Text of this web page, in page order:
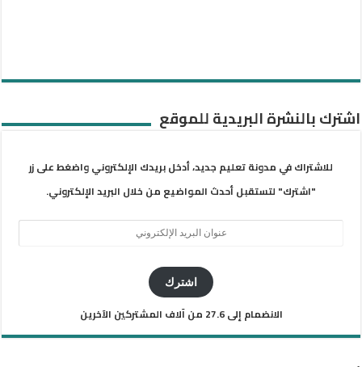
اشترك بالنشرة البريدية للموقع
للاشتراك في مدونة تعليم جديد، أدخل بريدك الإلكتروني واضغط على زر
"اشترك" لتستقبل أحدث المواضيع من خلال البريد الإلكتروني.
اشترك
الانضمام إلى 27.6 من آلاف المشتركين الآخرين